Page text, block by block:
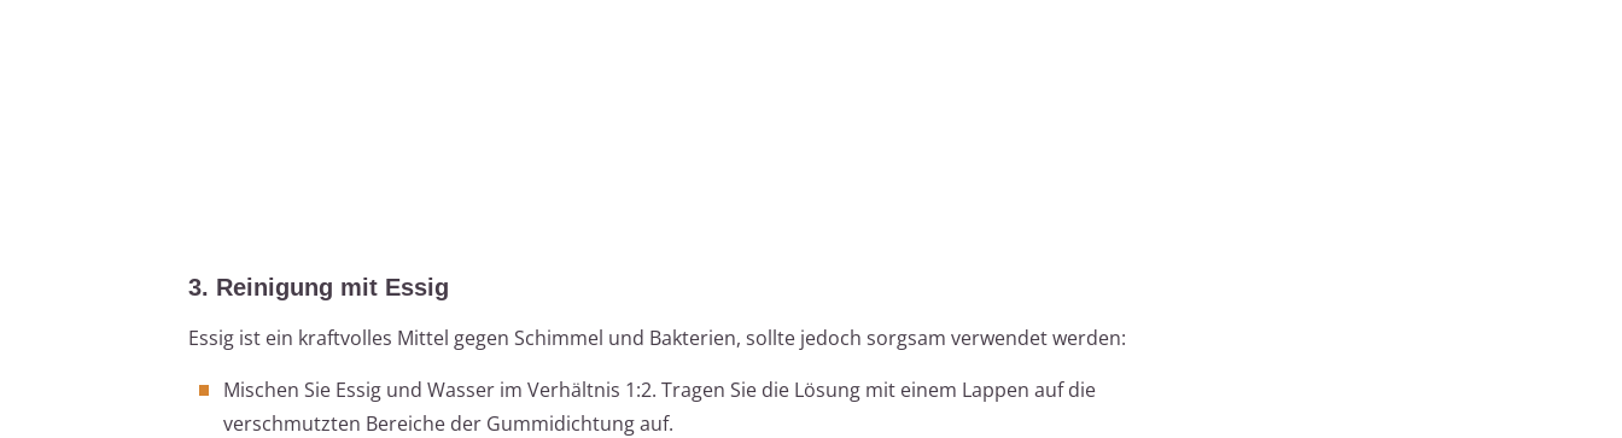
3. Reinigung mit Essig
Essig ist ein kraftvolles Mittel gegen Schimmel und Bakterien, sollte jedoch sorgsam verwendet werden:
Mischen Sie Essig und Wasser im Verhältnis 1:2. Tragen Sie die Lösung mit einem Lappen auf die
verschmutzten Bereiche der Gummidichtung auf.